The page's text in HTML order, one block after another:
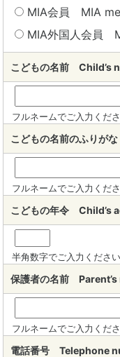
MIA会員 MIA
MIA外国人会員
こどもの名前 Child’s
フルネームでご入力くだ
こどもの名前のふりが
フルネームでご入力くだ
こどもの年令 Child’s
半角数字でご入力くださ
保護者の名前
フルネームでご入力くだ
電話番号 Telephone